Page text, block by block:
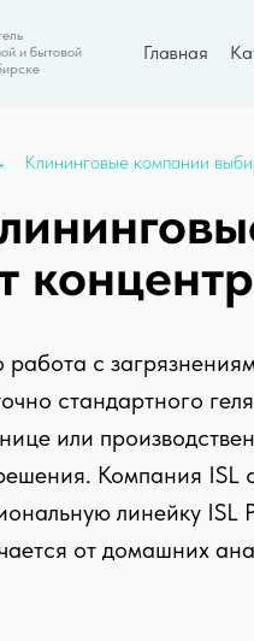
Главная
и бытовой
Клининговые компании
с
стандартного
или
Компания ISL
линейку ISL
от домашних